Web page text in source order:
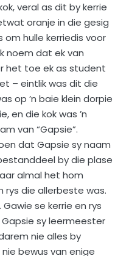
veral as dit by kerrie
oranje in die gesig
om hulle kerriedis voor
noem dat ek van
het toe ek as student
– eintlik was dit die
op ’n baie klein dorpie
en die kok was ’n
van “Gapsie”.
dat Gapsie sy naam
by die plase
almal het hom
rys die allerbeste was.
se kerrie en rys
sy leermeester
nie alles by
bewus van enige